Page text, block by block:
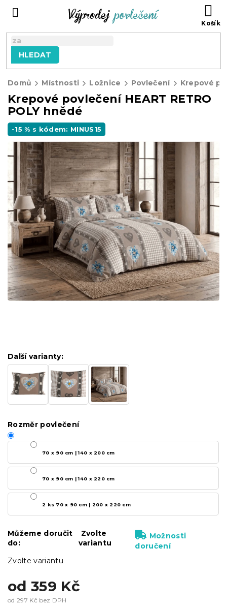
HLEDAT
Domů Místnosti Ložnice Povlečení Krepové
Krepové povlečení HEART RETRO
POLY hnědé
-15 % s kódem: MINUS15
od 359 Kč
od 297 Kč bez DPH
Zvolte variantu
Další varianty:
Rozměr povlečení
70 x 90 cm | 140 x 200 cm
70 x 90 cm | 140 x 220 cm
2 ks 70 x 90 cm | 200 x 220 cm
Můžeme doručit
do:
Zvolte
variantu
Možnosti
doručení